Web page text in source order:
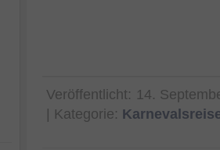
Veröffentlicht: 14.
| Kategorie: